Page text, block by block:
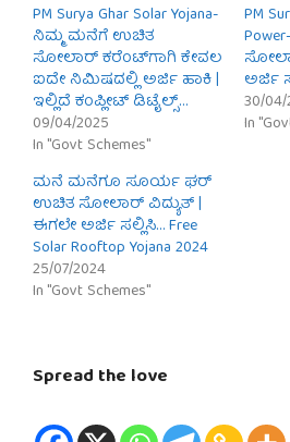
PM Surya Ghar Solar Yojana-
ನಿಮ್ಮ ಮನೆಗೆ ಉಚಿತ
ಸೋಲಾರ್ ಕರೆಂಟ್‌ಗಾಗಿ ಕೇವಲ
ಐದೇ ನಿಮಿಷದಲ್ಲಿ ಅರ್ಜಿ ಹಾಕಿ |
ಇಲ್ಲಿದೆ ಕಂಪ್ಲೀಟ್ ಡಿಟೈಲ್ಸ್…
09/04/2025
In "Govt Schemes"
PM
ಅರ್ಜಿ
30/
In
ಮನೆ ಮನೆಗೂ ಸೂರ್ಯ ಘರ್
ಉಚಿತ ಸೋಲಾರ್ ವಿದ್ಯುತ್ |
ಈಗಲೇ ಅರ್ಜಿ ಸಲ್ಲಿಸಿ… Free
Solar Rooftop Yojana 2024
25/07/2024
In "Govt Schemes"
Spread the love